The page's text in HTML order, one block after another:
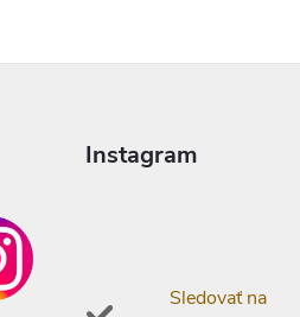
Instagram
Sledovať na